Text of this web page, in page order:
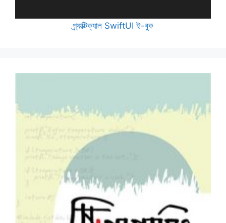
প্র্যাক্টিক্যাল SwiftUI ই-বুক